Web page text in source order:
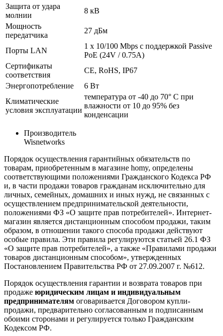
Защита от удара
молнии
8 кВ
Мощность
передатчика
27 дБм
Порты LAN
1 x 10/100 Mbps с поддержкой Passive
PoE (24V / 0.75A)
Сертификаты
соответствия
CE, RoHS, IP67
Энергопотребление
6 Вт
Климатические
условия эксплуатации
температура от -40 до 70° C при
влажности от 10 до 95% без
конденсации
Производитель
Wisnetworks
Порядок осуществления гарантийных обязательств по
товарам, приобретенным в магазине homy, определены
соответствующими положениями Гражданского Кодекса РФ
и, в части продажи товаров гражданам исключительно для
личных, семейных, домашних и иных нужд, не связанных с
осуществлением предпринимательской деятельности,
положениями ФЗ «О защите прав потребителей». Интернет-
магазин является дистанционным способом продажи, таким
образом, в отношении такого способа продажи действуют
особые правила. Эти правила регулируются статьей 26.1 ФЗ
«О защите прав потребителей», а также «Правилами продажи
товаров дистанционным способом», утвержденных
Постановлением Правительства РФ от 27.09.2007 г. №612.
Порядок осуществления гарантии и возврата товаров при
продаже юридическим лицам и индивидуальным
предпринимателям оговаривается Договором купли-
продажи, предварительно согласованным и подписанным
обоими сторонами и регулируется только Гражданским
Кодексом РФ.